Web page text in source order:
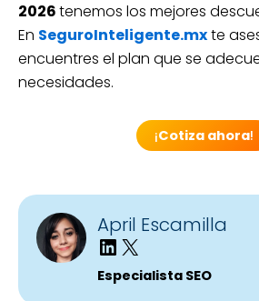
2026tenemos los mejores
En SeguroInteligente.mxte
encuentres el plan que se
necesidades.
¡Cotiza ahora!
April Escamilla
Especialista SEO